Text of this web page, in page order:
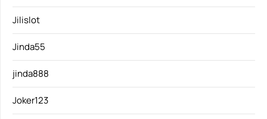
Jilislot
Jinda55
jinda888
Joker123